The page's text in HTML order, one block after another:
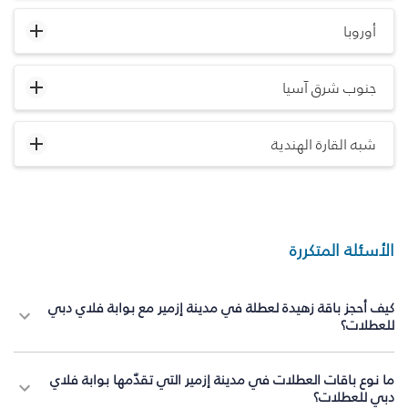
أوروبا
جنوب شرق آسيا
شبه القارة الهندية
الأسئلة المتكررة
كيف أحجز باقة زهيدة لعطلة في مدينة إزمير مع بوابة فلاي دبي
للعطلات؟
ما نوع باقات العطلات في مدينة إزمير التي تقدّمها بوابة فلاي
دبي للعطلات؟